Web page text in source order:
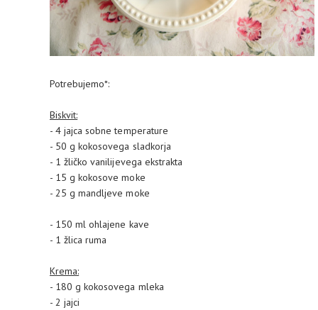
Potrebujemo*:
Biskvit:
- 4 jajca sobne temperature
- 50 g kokosovega sladkorja
- 1 žličko vanilijevega ekstrakta
- 15 g kokosove moke
- 25 g mandljeve moke
- 150 ml ohlajene kave
- 1 žlica ruma
Krema:
- 180 g kokosovega mleka
- 2 jajci